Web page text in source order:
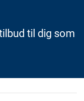
til dig som